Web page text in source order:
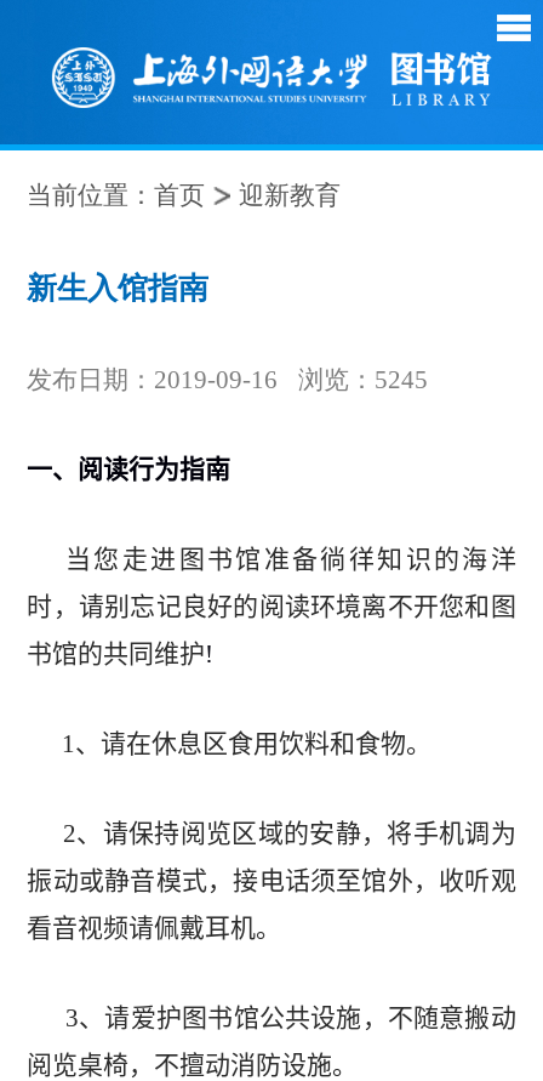
当前位置：首页 迎新教育
新生入馆指南
发布日期：2019-09-16 浏览： 5245
一、 阅读行为指南
当您走进图书馆准备徜徉知识的海洋
时，请别忘记良好的阅读环境离不开您和图
书馆的共同维护!
1 、请在休息区食用饮料和食物。
2、请保持阅览区域的安静，将手机调为
振动或静音模式，接电话须至馆外，收听观
看音视频请佩戴耳机。
3、请爱护图书馆公共设施，不随意搬动
阅览桌椅，不擅动消防设施。